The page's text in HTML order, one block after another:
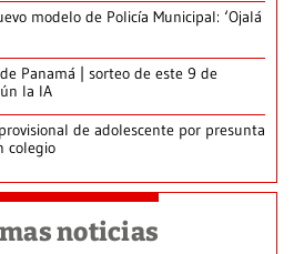
modelo de Policía Municipal: ‘Ojalá
Panamá | sorteo de este 9 de
la IA
de adolescente por presunta
colegio
noticias